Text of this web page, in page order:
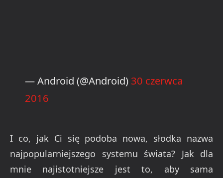
— Android (@Android) 30 czerwca
2016
I co, jak Ci się podoba nowa, słodka nazwa
najpopularniejszego systemu świata? Jak dla
mnie najistotniejsze jest to, aby sama